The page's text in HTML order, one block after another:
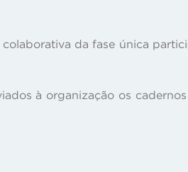
da fase única
à organização os